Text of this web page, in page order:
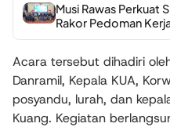
Musi Rawas Perkuat
Rakor Pedoman
Acara tersebut dihadiri
Danramil, Kepala KUA,
posyandu, lurah, dan
Kuang. Kegiatan